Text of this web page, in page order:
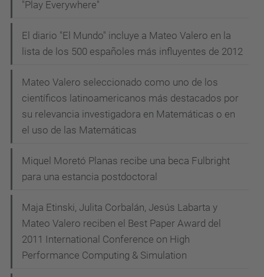
"Play Everywhere"
El diario "El Mundo" incluye a Mateo Valero en la
lista de los 500 españoles más influyentes de 2012
Mateo Valero seleccionado como uno de los
científicos latinoamericanos más destacados por
su relevancia investigadora en Matemáticas o en
el uso de las Matemáticas
Miquel Moretó Planas recibe una beca Fulbright
para una estancia postdoctoral
Maja Etinski, Julita Corbalán, Jesús Labarta y
Mateo Valero reciben el Best Paper Award del
2011 International Conference on High
Performance Computing & Simulation